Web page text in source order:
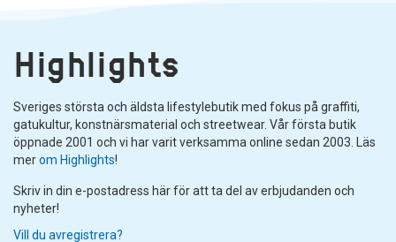
Highlights
Sveriges största och äldsta lifestylebutik med fokus på graffiti,
gatukultur, konstnärsmaterial och streetwear. Vår första butik
öppnade 2001 och vi har varit verksamma online sedan 2003. Läs
merom Highlights!
Skriv in din e-postadress här för att ta del av erbjudanden och
nyheter!
Vill du avregistrera?